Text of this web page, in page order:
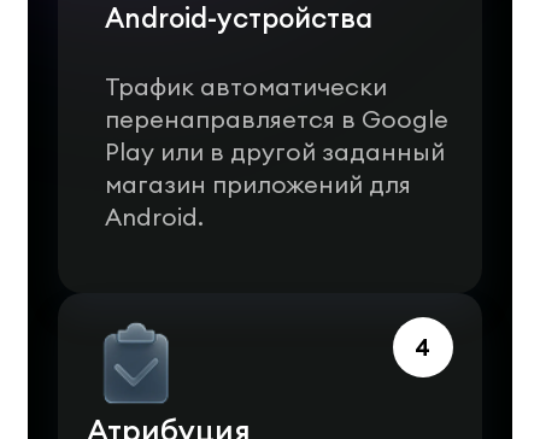
Android-устройства
Трафик автоматически
перенаправляется в Google
Play или в другой заданный
магазин приложений для
Android.
Атрибуция
4